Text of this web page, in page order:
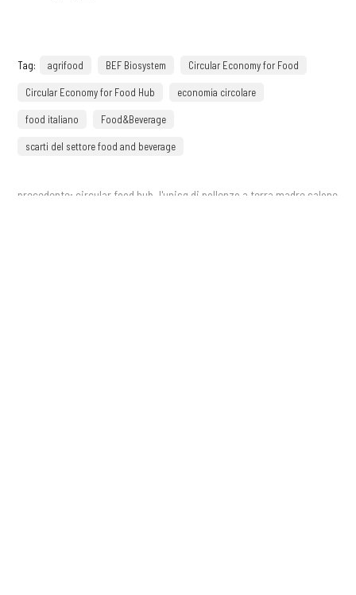
Tag: agrifood BEF Biosystem Circular Economy for Food
Circular Economy for Food Hub economia circolare
food italiano Food&Beverage
scarti del settore food and beverage
precedente: circular food hub. l'unisg di pollenzo a terra madre salone